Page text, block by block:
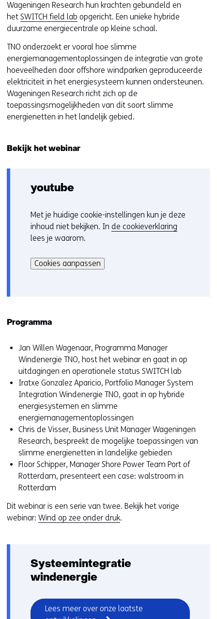
Wageningen Research hun krachten gebundeld en
het SWITCH field lab opgericht. Een unieke hybride
duurzame energiecentrale op kleine schaal.
TNO onderzoekt er vooral hoe slimme
energiemanagementoplossingen de integratie van grote
hoeveelheden door offshore windparken geproduceerde
elektriciteit in het energiesysteem kunnen ondersteunen.
Wageningen Research richt zich op de
toepassingsmogelijkheden van dit soort slimme
energienetten in het landelijk gebied.
Bekijk het webinar
youtube
C
o
o
i
r
e
u
r
w
i
Met je huidige cookie-instellingen kun je deze
inhoud niet bekijken. In de cookieverklaring
lees je waarom.
kan
het
op
website
worden
toegestaan
geweigerd.
Cookies aanpassen
Programma
Jan Willen Wagenaar, Programma Manager
Windenergie TNO, host het webinar en gaat in op
uitdagingen en operationele status SWITCH lab
Iratxe Gonzalez Aparicio, Portfolio Manager System
Integration Windenergie TNO, gaat in op hybride
energiesystemen en slimme
energiemanagementoplossingen
Chris de Visser, Business Unit Manager Wageningen
Research, bespreekt de mogelijke toepassingen van
slimme energienetten in landelijke gebieden
Floor Schipper, Manager Shore Power Team Port of
Rotterdam, presenteert een case: walstroom in
Rotterdam
Dit webinar is een serie van twee. Bekijk het vorige
webinar: Wind op zee onder druk.
Systeemintegratie
windenergie
Lees meer over onze laatste